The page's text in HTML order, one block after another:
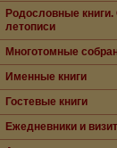
Родословные
летописи
Многотомные
Именные книги
Гостевые книги
Ежедневники и